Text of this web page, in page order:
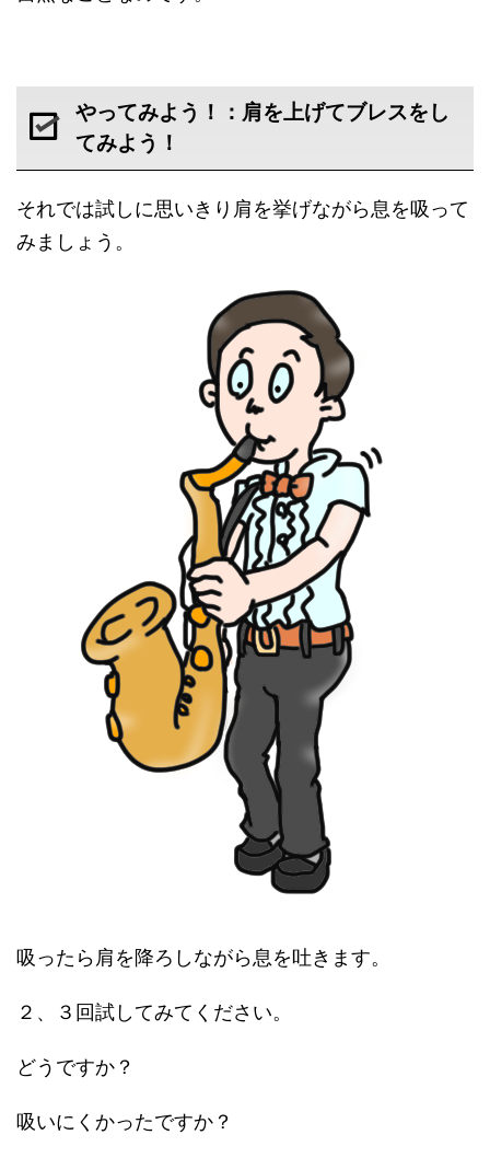
やってみよう！：肩を上げてブレスをし
てみよう！
それでは試しに思いきり肩を挙げながら息を吸って
みましょう。
吸ったら肩を降ろしながら息を吐きます。
２、３回試してみてください。
どうですか？
吸いにくかったですか？